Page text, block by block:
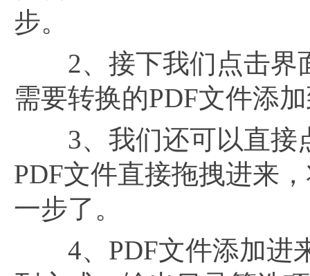
步。
2、接下我们点击界
需要转换的PDF文件添
3、我们还可以直接
PDF文件直接拖拽进来
一步了。
4、PDF文件添加进